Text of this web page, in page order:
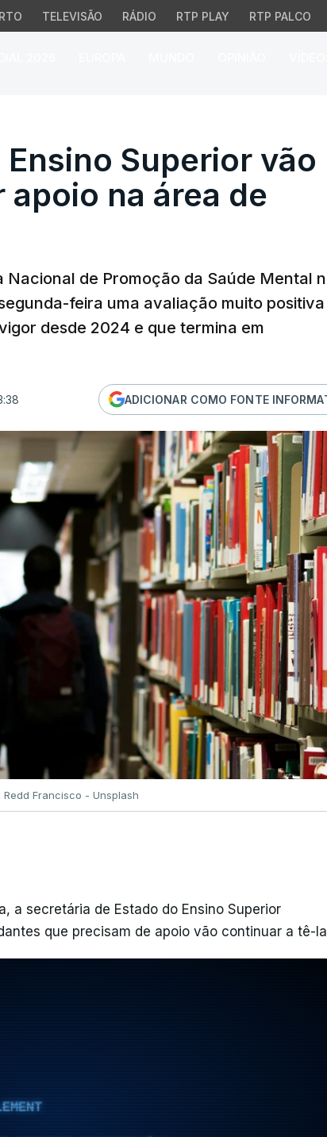
TELEVISÃO RÁDIO RTP PLAY RTP PALCO
Superior vão
Superior vão
na área de
Nacional de Promoção da Saúde Mental
feira uma avaliação muito positiva
desde 2024 e que termina em
ADICIONAR COMO FONTE
Redd Francisco - Unsplash
a secretária de Estado do Ensino Superior
que precisam de apoio vão continuar a tê-